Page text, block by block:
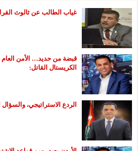
غياب الطالب عن ثالوث
قبضة من حديد… الأمن
الكريستال القاتل:
الردع الاستراتيجي،